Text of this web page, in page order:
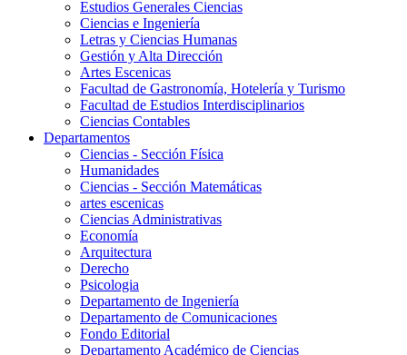
Estudios Generales Ciencias
Ciencias e Ingeniería
Letras y Ciencias Humanas
Gestión y Alta Dirección
Artes Escenicas
Facultad de Gastronomía, Hotelería y Turismo
Facultad de Estudios Interdisciplinarios
Ciencias Contables
Departamentos
Ciencias - Sección Física
Humanidades
Ciencias - Sección Matemáticas
artes escenicas
Ciencias Administrativas
Economía
Arquitectura
Derecho
Psicologia
Departamento de Ingeniería
Departamento de Comunicaciones
Fondo Editorial
Departamento Académico de Ciencias